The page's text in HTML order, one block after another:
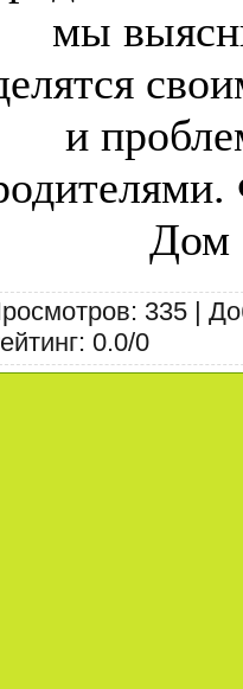
мы
и
Дом
: 335 |
: 0.0/0